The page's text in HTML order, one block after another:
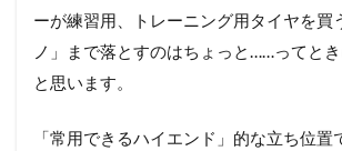
ーが練習用、トレーニング用タイヤを買
ノ」まで落とすのはちょっと……ってと
と思います。
「常用できるハイエンド」的な立ち位置